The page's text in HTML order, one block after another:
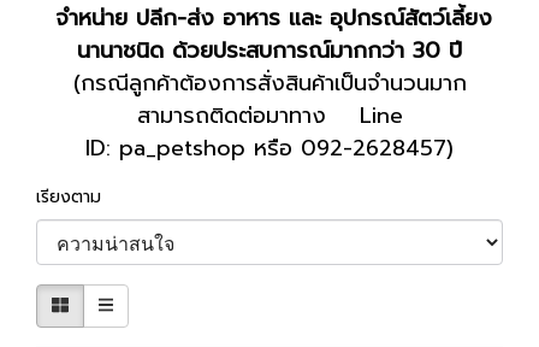
จำหน่าย ปลีก-ส่ง อาหาร และ อุปกรณ์สัตว์เลี้ยง
นานาชนิด ด้วยประสบการณ์มากกว่า 30 ปี
(กรณีลูกค้าต้องการสั่งสินค้าเป็นจำนวนมาก
สามารถติดต่อมาทาง Line
ID: pa_petshop หรือ 092-2628457)
เรียงตาม